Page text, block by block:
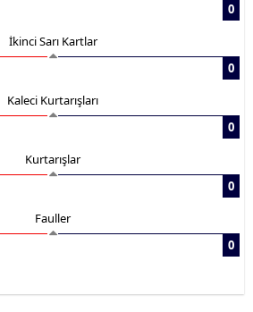
0
İkinci Sarı Kartlar
0
Kaleci Kurtarışları
0
Kurtarışlar
0
Fauller
0